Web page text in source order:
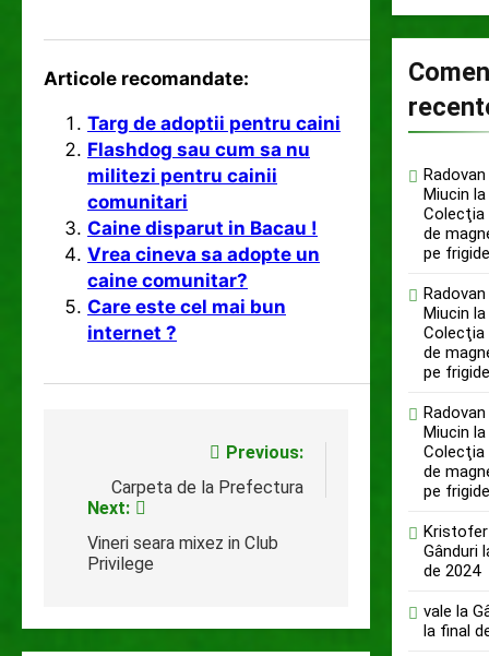
Articole recomandate:
Targ de adoptii pentru caini
Flashdog sau cum sa nu
militezi pentru cainii
comunitari
Caine disparut in Bacau !
Vrea cineva sa adopte un
caine comunitar?
Care este cel mai bun
internet ?
articole
Previous:
Carpeta de la Prefectura
Next:
Vineri seara mixez in Club
Privilege
Radovan
Miucin la
Colecţia
de
pe
Radovan
Miucin la
Colecţia
de
pe
Radovan
Miucin la
Colecţia
de
pe
Kristofer
Gânduri
de 2024
vale la
la final